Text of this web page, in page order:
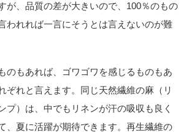
が、品質の差が大きいので、100％のもの
われれば一言にそうとは言えないのが難
のもあれば、ゴワゴワを感じるものもあ
ぞれと言えます。同じ天然繊維の麻（リ
プ）は、中でもリネンが汗の吸収も良く
、夏に活躍が期待できます。再生繊維の